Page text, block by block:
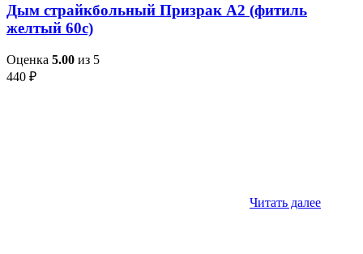
Дым страйкбольный Призрак А2 (фитиль
желтый 60с)
Оценка 5.00 из 5
440 ₽
Читать далее